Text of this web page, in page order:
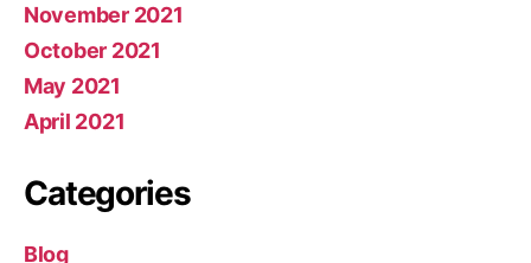
November 2021
October 2021
May 2021
April 2021
Categories
Blog